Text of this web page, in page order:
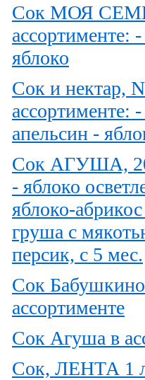
Сок МОЯ
ассортименте:
яблоко
Сок и нектар,
ассортименте:
апельсин -
Сок АГУША,
- яблоко
яблоко-
груша с
персик, с 5 мес.
Сок
ассортименте
Сок Агуша в
Сок, ЛЕНТА 1